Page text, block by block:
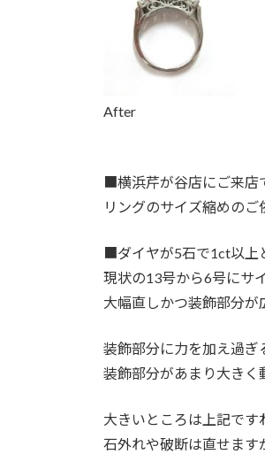
After
■横浜芹が谷店にご来店
リングのサイズ縮めのご
ダイヤが5石で1ct以上
現状の13号から6号にサ
大幅直しかつ装飾部分が
装飾部分に力を加え過ぎ
装飾部分があまり大きく
大きいところは上記です
石外れや破断は直せます